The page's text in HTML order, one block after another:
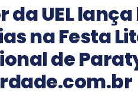
da UEL
na Festa
de